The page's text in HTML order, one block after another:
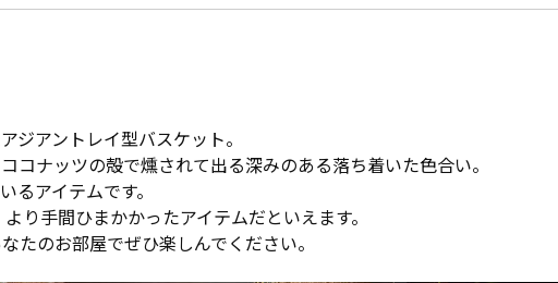
ジアントレイ型バスケット。
コナッツの殻で燻されて出る深みのある落ち着いた色合い。
るアイテムです。
り手間ひまかかったアイテムだといえます。
たのお部屋でぜひ楽しんでください。